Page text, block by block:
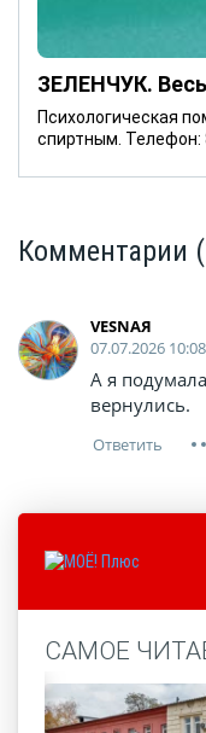
ЗЕЛЕНЧУК. Весь
Психологическая
спиртным. Телефон:
Комментарии
VESNAЯ
07.07.2026 10:08
А я
вернулись.
САМОЕ